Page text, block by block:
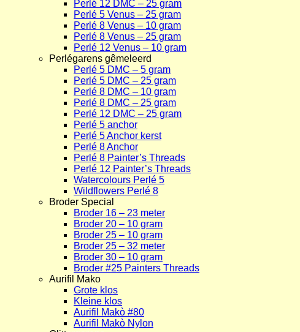
Perlé 12 DMC – 25 gram
Perlé 5 Venus – 25 gram
Perlé 8 Venus – 10 gram
Perlé 8 Venus – 25 gram
Perlé 12 Venus – 10 gram
Perlégarens gêmeleerd
Perlé 5 DMC – 5 gram
Perlé 5 DMC – 25 gram
Perlé 8 DMC – 10 gram
Perlé 8 DMC – 25 gram
Perlé 12 DMC – 25 gram
Perlé 5 anchor
Perlé 5 Anchor kerst
Perlé 8 Anchor
Perlé 8 Painter’s Threads
Perlé 12 Painter’s Threads
Watercolours Perlé 5
Wildflowers Perlé 8
Broder Special
Broder 16 – 23 meter
Broder 20 – 10 gram
Broder 25 – 10 gram
Broder 25 – 32 meter
Broder 30 – 10 gram
Broder #25 Painters Threads
Aurifil Mako
Grote klos
Kleine klos
Aurifil Makò #80
Aurifil Makò Nylon